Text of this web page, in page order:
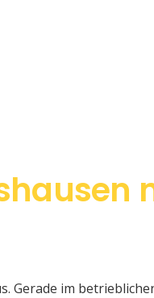
Gerade im